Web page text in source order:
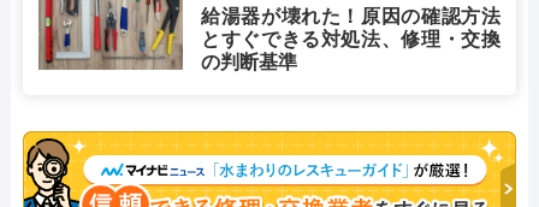
給湯器が壊れた！原因の確認方法
とすぐできる対処法、修理・交換
の判断基準